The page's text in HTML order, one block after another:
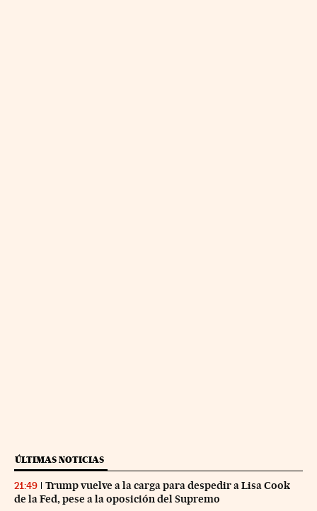
ÚLTIMAS NOTICIAS
21:49
Trump vuelve a la carga para despedir a Lisa Cook
de la Fed, pese a la oposición del Supremo